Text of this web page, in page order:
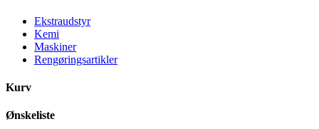
Ekstraudstyr
Kemi
Maskiner
Rengøringsartikler
Kurv
Ønskeliste